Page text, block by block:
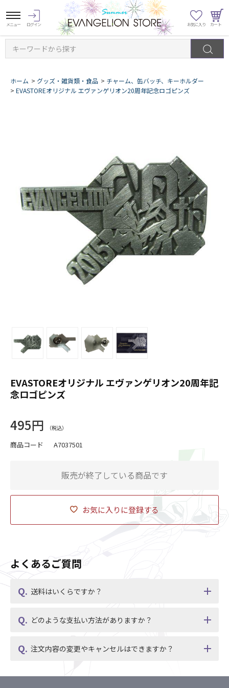
キーワードから探す
ホーム > グッズ・雑貨類・食品 > チャーム、缶バッチ、キーホルダー
> EVASTOREオリジナル エヴァンゲリオン20周年記念ロゴピンズ
EVASTOREオリジナル エヴァンゲリオン20周年記
念ロゴピンズ
495円
商品コード A7037501
お気に入りに登録する
販売が終了している商品です
よくあるご質問
送料はいくらですか？
どのような支払い方法がありますか？
注文内容の変更やキャンセルはできますか？